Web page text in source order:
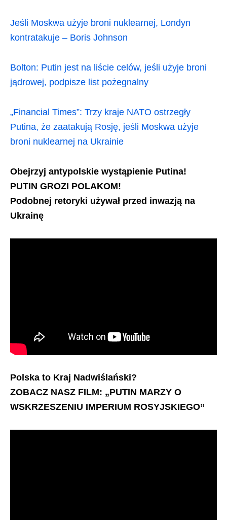
Jeśli Moskwa użyje broni nuklearnej, Londyn
kontratakuje – Boris Johnson
Bolton: Putin jest na liście celów, jeśli użyje broni
jądrowej, podpisze list pożegnalny
„Financial Times”: Trzy kraje NATO ostrzegły
Putina, że ​​zaatakują Rosję, jeśli Moskwa użyje
broni nuklearnej na Ukrainie
Obejrzyj antypolskie wystąpienie Putina!
PUTIN GROZI POLAKOM!
Podobnej retoryki używał przed inwazją na
Ukrainę
Polska to Kraj Nadwiślański?
ZOBACZ NASZ FILM: „PUTIN MARZY O
WSKRZESZENIU IMPERIUM ROSYJSKIEGO”